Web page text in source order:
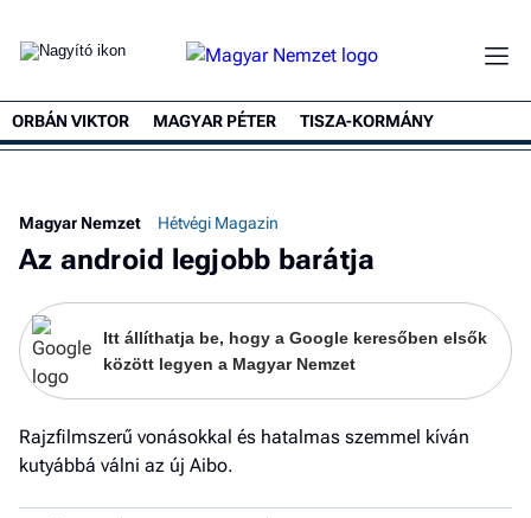
ORBÁN VIKTOR MAGYAR PÉTER TISZA-KORMÁNY
Magyar Nemzet Hétvégi Magazin
Az android legjobb barátja
Itt állíthatja be, hogy a Google keresőben elsők
között legyen a Magyar Nemzet
Rajzfilmszerű vonásokkal és hatalmas szemmel kíván
kutyábbá válni az új Aibo.